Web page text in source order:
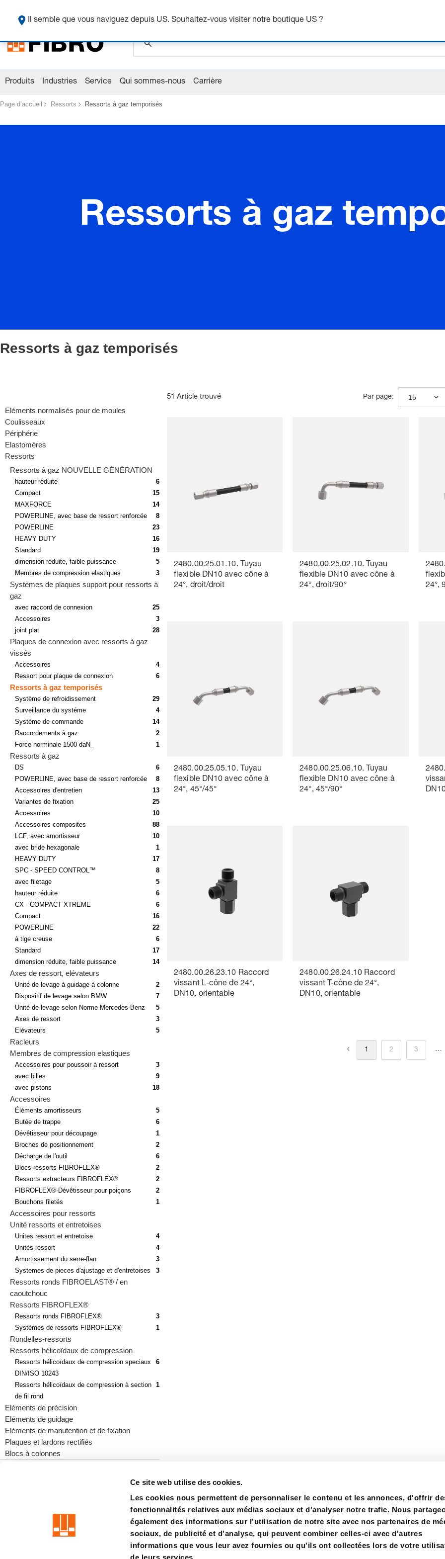
Ce site web utilise des cookies.
Les cookies nous permettent de personnaliser le contenu et les annonces, d'offrir
fonctionnalités relatives aux médias sociaux et d'analyser notre trafic. Nous
également des informations sur l'utilisation de notre site avec nos partenaires de
sociaux, de publicité et d'analyse, qui peuvent combiner celles-ci avec d'autres
informations que vous leur avez fournies ou qu'ils ont collectées lors de votre
global.search.placeholder.name
Produits Industries Service Qui sommes-nous Carrière
Page d’accueil Ressorts Ressorts à gaz temporisés
Ressorts à gaz
Ressorts à gaz temporisés
Eléments normalisés pour de moules
Coulisseaux
Périphérie
Elastomères
Ressorts
Ressorts à gaz NOUVELLE GÉNÉRATION
hauteur réduite
6
Compact
15
MAXFORCE
14
POWERLINE, avec base de ressort renforcée
8
POWERLINE
23
HEAVY DUTY
16
Standard
19
dimension réduite, faible puissance
5
Membres de compression elastiques
3
Systèmes de plaques support pour ressorts à
gaz
avec raccord de connexion
25
Accessoires
3
joint plat
28
Plaques de connexion avec ressorts à gaz
vissés
Accessoires
4
Ressort pour plaque de connexion
6
Ressorts à gaz temporisés
Système de refroidissement
29
Surveillance du systéme
4
Système de commande
14
Raccordements à gaz
2
Force norminale 1500 daN_
1
Ressorts à gaz
DS
6
POWERLINE, avec base de ressort renforcée
8
Accessoires d'entretien
13
Variantes de fixation
25
Accessoires
10
Accessoires composites
88
LCF, avec amortisseur
10
avec bride hexagonale
1
HEAVY DUTY
17
SPC - SPEED CONTROL™
8
avec filetage
5
hauteur réduite
6
CX - COMPACT XTREME
6
Compact
16
POWERLINE
22
à tige creuse
6
Standard
17
dimension réduite, faible puissance
14
Axes de ressort, elévateurs
Unité de levage à guidage à colonne
2
Dispositif de levage selon BMW
7
Unité de levage selon Norme Mercedes-Benz
5
Axes de ressort
3
Elévateurs
5
Racleurs
Membres de compression elastiques
Accessoires pour poussoir à ressort
3
avec billes
9
avec pistons
18
Accessoires
Éléments amortisseurs
5
Butée de trappe
6
Dévêtisseur pour découpage
1
Broches de positionnement
2
Décharge de l'outil
6
Blocs ressorts FIBROFLEX®
2
Ressorts extracteurs FIBROFLEX®
2
FIBROFLEX®-Dévêtisseur pour poiçons
2
Bouchons filetés
1
Accessoires pour ressorts
Unité ressorts et entretoises
Unites ressort et entretoise
4
Unités-ressort
4
Amortissement du serre-flan
3
Systemes de pieces d'ajustage et d'entretoises
3
Ressorts ronds FIBROELAST® / en
caoutchouc
Ressorts FIBROFLEX®
Ressorts ronds FIBROFLEX®
3
Systèmes de ressorts FIBROFLEX®
1
Rondelles-ressorts
Ressorts hélicoïdaux de compression
Ressorts hélicoïdaux de compression speciaux
DIN/ISO 10243
6
Ressorts hélicoïdaux de compression à section
de fil rond
1
Eléments de précision
Eléments de guidage
Eléments de manutention et de fixation
Plaques et lardons rectifiés
Blocs à colonnes
51 Article trouvé Par page: 15
2480.00.25.01.10. Tuyau
flexible DN10 avec cône à
24°, droit/droit
2480.00.25.02.10. Tuyau
flexible DN10 avec cône à
24°, droit/90°
24°,
2480.00.25.05.10. Tuyau
flexible DN10 avec cône à
24°, 45°/45°
2480.00.25.06.10. Tuyau
flexible DN10 avec cône à
24°, 45°/90°
2480.00.26.23.10 Raccord
vissant L-cône de 24°,
DN10, orientable
2480.00.26.24.10 Raccord
vissant T-cône de 24°,
DN10, orientable
1 2 3 …
CGV Vie privée Système de dénonciation
Il semble que vous naviguez depuis US. Souhaitez-vous visiter notre boutique US ?